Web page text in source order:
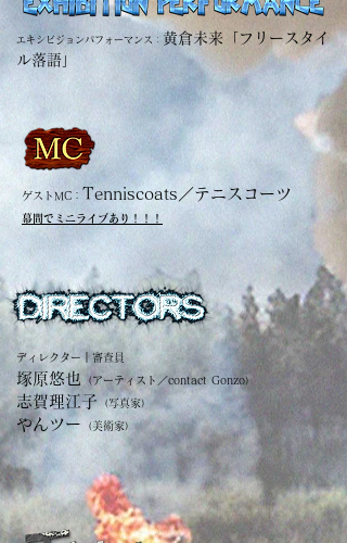
エキシビジョンパフォーマンス： 黄倉未来「フリースタイ
ル落語」
ゲストMC： Tenniscoats／テニスコーツ
幕間でミニライブあり！！！
ディレクター｜審査員
塚原悠也 （アーティスト／contact Gonzo）
志賀理江子 （写真家）
やんツー （美術家）